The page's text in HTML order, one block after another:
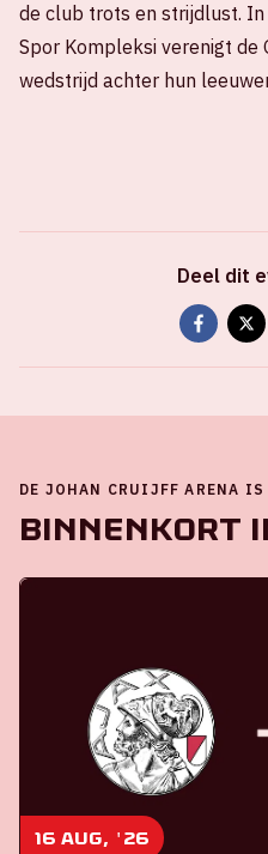
de club trots en strijdlust. In
Spor Kompleksi verenigt de
wedstrijd achter hun
Deel dit
DE JOHAN CRUIJFF ARENA
Binnenkort
16 aug, '26